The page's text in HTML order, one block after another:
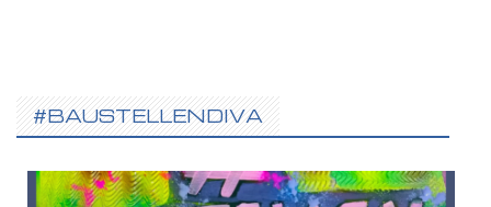
#BAUSTELLENDIVA